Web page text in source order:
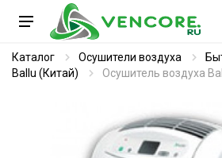
Каталог Осушители воздуха
Ballu (Китай)
Осушитель воздуха